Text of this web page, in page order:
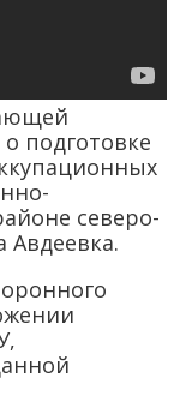
подготовке
северо-
Авдеевка.